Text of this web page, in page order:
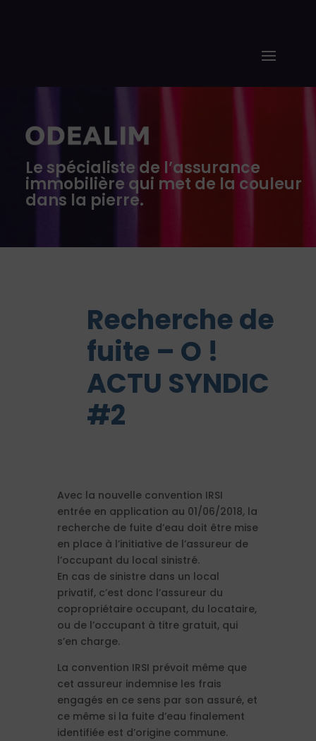
Le spécialiste de l’assurance
immobilière qui met de la couleur
dans la pierre.
Recherche de
fuite – O !
ACTU SYNDIC
#2
Avec la nouvelle convention IRSI
entrée en application au 01/06/2018, la
recherche de fuite d’eau doit être mise
en place à l’initiative de l’assureur de
l’occupant du local sinistré.
En cas de sinistre dans un local
privatif, c’est donc l’assureur du
copropriétaire occupant, du locataire,
ou de l’occupant à titre gratuit, qui
s’en charge.
La convention IRSI prévoit même que
cet assureur indemnise les frais
engagés en ce sens par son assuré, et
ce même si la fuite d’eau finalement
identifiée est d’origine commune.